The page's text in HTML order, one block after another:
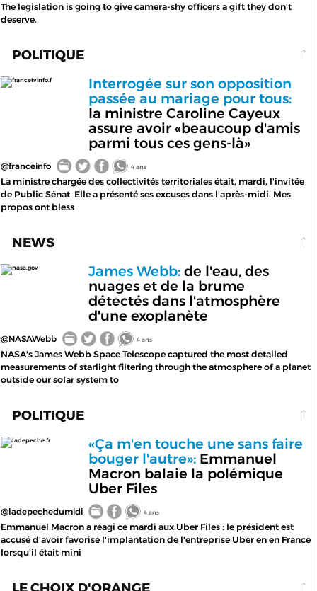
The legislation is going to give camera-shy officers a gift they don't
deserve.
POLITIQUE
francetvinfo.f
Interrogée sur son opposition
passée au mariage pour tous:
la ministre Caroline Cayeux
assure avoir «beaucoup d'amis
parmi tous ces gens-là»
@franceinfo 4 ans
La ministre chargée des collectivités territoriales était, mardi, l'invitée
de Public Sénat. Elle a présenté ses excuses dans l'après-midi. Mes
propos ont bless
NEWS
nasa.gov James Webb:de l'eau, des
nuages et de la brume
détectés dans l'atmosphère
d'une exoplanète
@NASAWebb 4 ans
NASA's James Webb Space Telescope captured the most detailed
measurements of starlight filtering through the atmosphere of a planet
outside our solar system to
POLITIQUE
ladepeche.fr
«Ça m'en touche une sans faire
bouger l'autre»:Emmanuel
Macron balaie la polémique
Uber Files
@ladepechedumidi 4 ans
Emmanuel Macron a réagi ce mardi aux Uber Files : le président est
accusé d'avoir favorisé l'implantation de l'entreprise Uber en en France
lorsqu'il était mini
LE CHOIX D'ORANGE